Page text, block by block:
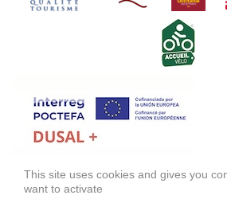
FONDS EUROPÉEN DE DÉVELOPPEMENT
This site uses cookies and gives you
want to activate